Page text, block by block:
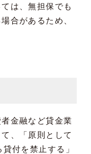
は、無担保でも
合があるため、
金融など貸金業
、「原則として
付を禁止する」